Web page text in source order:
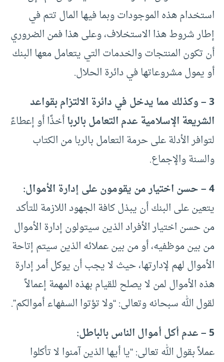
استخدام هذه الموجودات وبما فيها المال تتم في
إطار شروط هذا الاستخلاف، وعلى هذا فمن الضروري
أن تكون المنتجات والخدمات التي يتعامل معها البنك
أو يمول مشروعاتها في دائرة الحلال.
3 – وكذلك مما يدخل في دائرة الالتزام بقواعد
الشريعة الإسلامية عدم التعامل بالرباأخذًا أو إعطاءً
لتوافر الأدلة على حرمة التعامل بالربا من الكتاب
والسنة والإجماع.
4 – حسن اختيار من يقومون على إدارة الأموال:
يتعين على البنك أن يبذل كافة الجهود اللازمة للتأكد
من حسن اختيار الأفراد الذين سيتولون إدارة الأموال
من بين موظفيه، أو من بين عملائه الذين سيتم إتاحة
الأموال لهم لإدارتها، حيث لا يجب أن يوكل أمر إدارة
هذه الأموال لمن لا يصلح للقيام بهذه المهمة إعمالاً
لقول الله سبحانه وتعالى: “ولا تؤتوا السفهاء أموالكم”.
5 – عدم أكل أموال الناس بالباطل:
عملاً بقول الله تعالى: “يا أيها الذين آمنوا لا تأكلوا